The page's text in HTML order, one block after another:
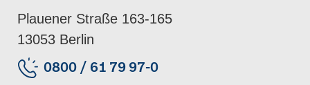
Plauener Straße 163-165
13053 Berlin
0800 / 61 79 97-0